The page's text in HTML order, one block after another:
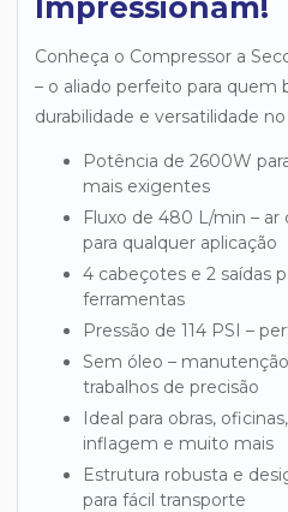
Impressionam!
Conheça o Compressor a
– o aliado perfeito para quem
durabilidade e versatilidade no
Potência de 2600W para enfrentar as tarefas
mais exigentes
Fluxo de 480 L/min – ar constante e confiável
para qualquer aplicação
4 cabeçotes e 2 saídas para uso simultâneo de
ferramentas
Pressão de 114 PSI –
Sem óleo – manutenção prática e ar limpo para
trabalhos de precisão
Ideal para obras, oficinas, marcenarias, pintura,
inflagem e muito mais
Estrutura robusta e design inteligente com rodas
para fácil transporte